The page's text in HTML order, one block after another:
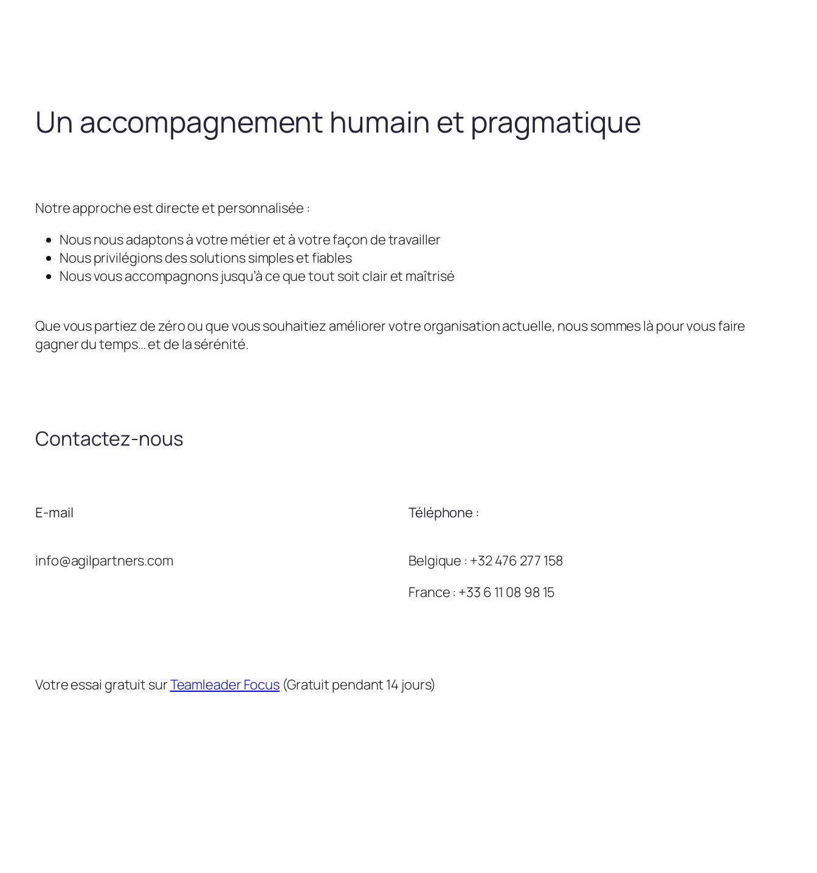
Un accompagnement humain et pragmatique
Notre approche est directe et personnalisée :
Nous nous adaptons à votre métier et à votre façon de travailler
Nous privilégions des solutions simples et fiables
Nous vous accompagnons jusqu’à ce que tout soit clair et maîtrisé
Que vous partiez de zéro ou que vous souhaitiez améliorer votre organisation actuelle, nous sommes là pour vous faire
gagner du temps… et de la sérénité.
Contactez-nous
E-mail
info@agilpartners.com
Téléphone :
Belgique : +32 476 277 158
France : +33 6 11 08 98 15
Votre essai gratuit surTeamleader Focus (Gratuit pendant 14 jours)